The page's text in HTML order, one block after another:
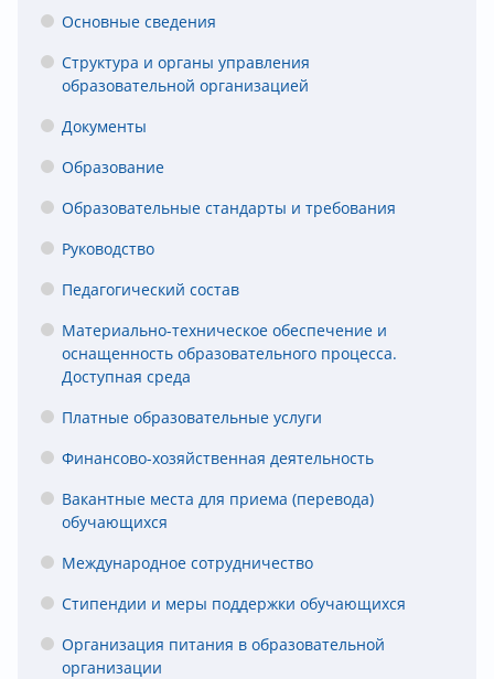
Основные сведения
Структура и органы управления
образовательной организацией
Документы
Образование
Образовательные стандарты и требования
Руководство
Педагогический состав
Материально-техническое обеспечение и
оснащенность образовательного процесса.
Доступная среда
Платные образовательные услуги
Финансово-хозяйственная деятельность
Вакантные места для приема (перевода)
обучающихся
Международное сотрудничество
Стипендии и меры поддержки обучающихся
Организация питания в образовательной
организации